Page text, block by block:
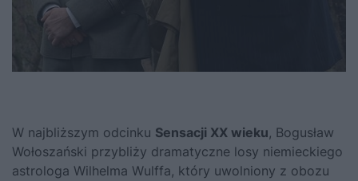
W najbliższym odcinku Sensacji XX wieku, Bogusław
Wołoszański przybliży dramatyczne losy niemieckiego
astrologa Wilhelma Wulffa, który uwolniony z obozu